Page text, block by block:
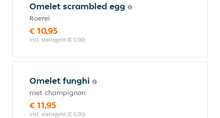
Omelet scrambled egg
Roerei
€ 10,95
incl. statiegeld (€ 0,00)
Omelet funghi
met champignon
€ 11,95
incl. statiegeld (€ 0,00)